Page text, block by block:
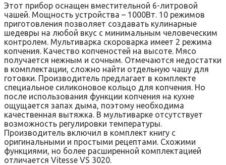
Этот прибор оснащен вместительной 6-литровой
чашей. Мощность устройства – 1000Вт. 10 режимов
приготовления позволяет создавать кулинарные
шедевры на любой вкус с минимальным человеческим
контролем. Мультиварка скороварка имеет 2 режима
копчения. Качество копченостей на высоте. Мясо
получается нежным и сочным. Отмечаются недостатки
в комплектации, сложно найти отдельную чашу для
готовки. Производитель предлагает в комплекте
специальное силиконовое кольцо для копчения. Но
после использования функции копчения на кухне
ощущается запах дыма, поэтому необходима
качественная вытяжка. В мультиварке отсутствует
возможность регулировки температуры.
Производитель включил в комплект книгу с
оригинальными и простыми рецептами. Схожими
функциями, но более расширенной комплектацией
отличается Vitesse VS 3020.